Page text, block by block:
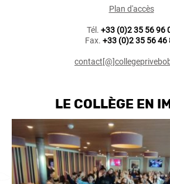
Plan d'accès
Tél. +33 (0)2 35 56 96
Fax. +33 (0)2 35 56 46
LE COLLÈGE EN